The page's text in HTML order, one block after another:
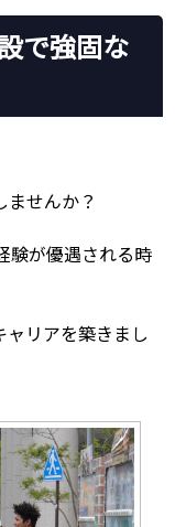
で強固な
せんか？
験が優遇される時
リアを築きまし